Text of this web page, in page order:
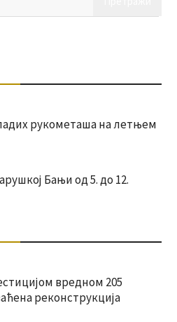
рукометаша на летњем
Бањи од 5. до 12.
вредном 205
реконструкција